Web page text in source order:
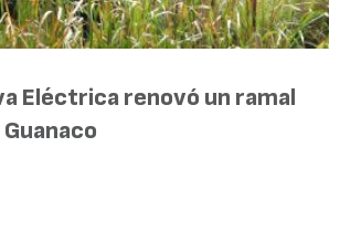
Eléctrica renovó un ramal